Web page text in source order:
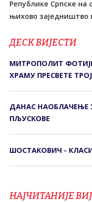
Републике Српске на
њихово
ДЕСК ВИЈЕСТИ
МИТРОПОЛИТ
ХРАМУ ПРЕСВЕТЕ
ДАНАС НАОБЛАЧЕЊЕ
ПЉУСКОВЕ
ШОСТАКОВИЧ -
НАЈЧИТАНИЈЕ